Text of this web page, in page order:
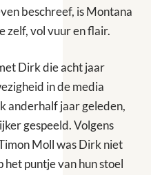
beschreef, is Montana
zelf, vol vuur en flair.
Dirk die acht jaar
in de media
anderhalf jaar geleden,
gespeeld. Volgens
Moll was Dirk niet
het puntje van hun stoel